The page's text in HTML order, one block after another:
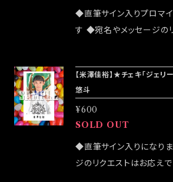
◆直筆サイン入りプロマ
す ◆宛名やメッセージの
お客様はこちらのオンラ
をお願い致します ◆発送
謝祭」後になります
【米澤佳裕】★チェキ「ジェリ
悠斗
¥600
SOLD OUT
◆直筆サイン入りになり
ジのリクエストはお応え